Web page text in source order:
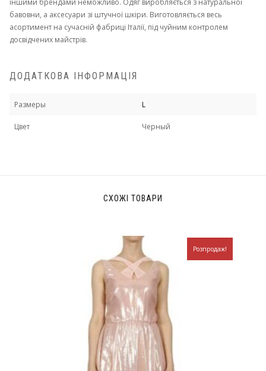
бавовни, а аксесуари зі штучної шкіри. Виготовляється весь
асортимент на сучасній фабриці Італії, під чуйним контролем
досвідчених майстрів.
ДОДАТКОВА ІНФОРМАЦІЯ
Размеры L
Цвет Черный
СХОЖІ ТОВАРИ
Розпродаж!